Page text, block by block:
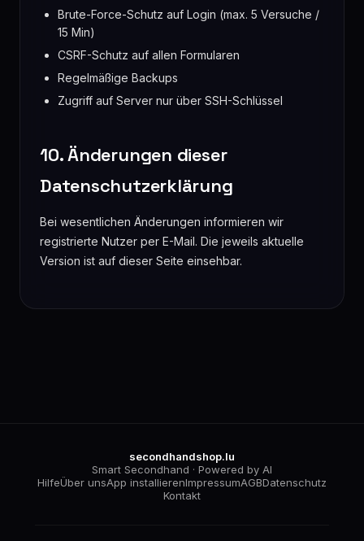
Brute-Force-Schutz auf Login (max. 5 Versuche /
15 Min)
CSRF-Schutz auf allen Formularen
Regelmäßige Backups
Zugriff auf Server nur über SSH-Schlüssel
10. Änderungen dieser
Datenschutzerklärung
Bei wesentlichen Änderungen informieren wir
registrierte Nutzer per E-Mail. Die jeweils aktuelle
Version ist auf dieser Seite einsehbar.
secondhandshop.lu
Smart Secondhand · Powered by AI
HilfeÜber unsApp installierenImpressumAGBDatenschutz
Kontakt